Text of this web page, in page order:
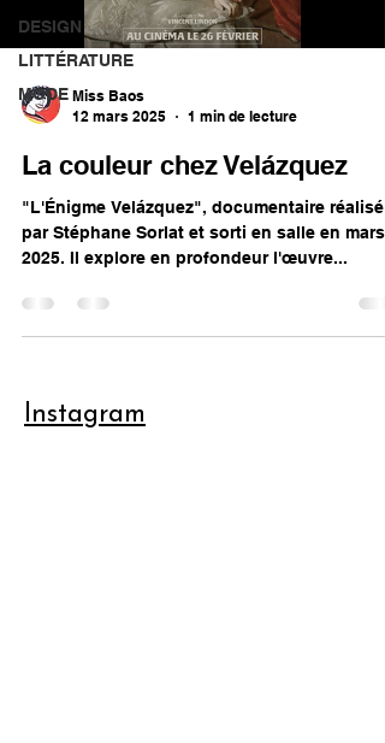
DESIGN
LITTÉRATURE
MODE Miss Baos
12 mars 2025
1 min de lecture
La couleur chez Velázquez
"L'Énigme Velázquez", documentaire réalisé
par Stéphane Sorlat et sorti en salle en mars
2025. Il explore en profondeur l'œuvre...
Instagram